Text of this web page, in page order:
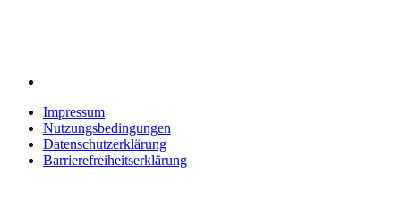
Impressum
Nutzungsbedingungen
Datenschutzerklärung
Barrierefreiheitserklärung